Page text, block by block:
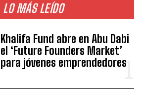
LO MÁS LEÍDO
Khalifa Fund abre en Abu Dabi
el ‘Future Founders Market’
para jóvenes emprendedores